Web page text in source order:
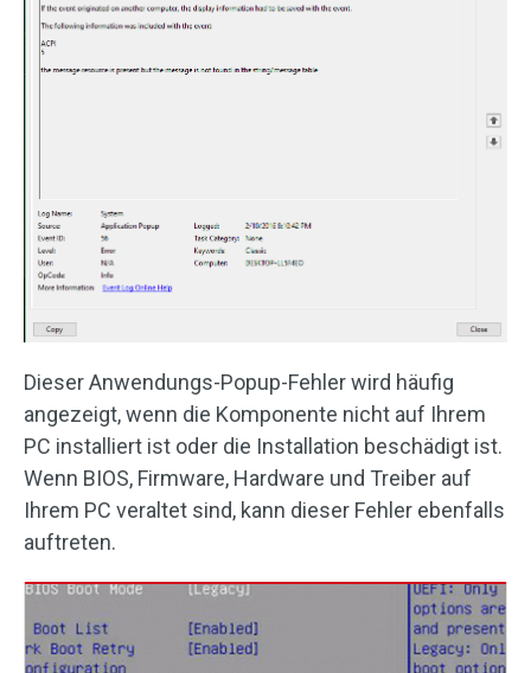
Dieser Anwendungs-Popup-Fehler wird häufig
angezeigt, wenn die Komponente nicht auf Ihrem
PC installiert ist oder die Installation beschädigt ist.
Wenn BIOS, Firmware, Hardware und Treiber auf
Ihrem PC veraltet sind, kann dieser Fehler ebenfalls
auftreten.